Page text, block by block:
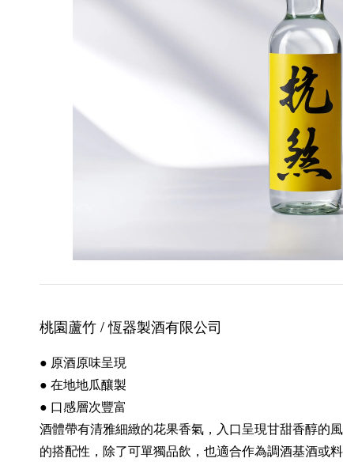
桃園蘆竹 / 恆器製酒有限公司
● 原酒原味呈現
● 在地地瓜釀製
● 口感層次豐富
酒體帶有清雅細緻的花果香氣，入口呈現甘甜香醇的
的搭配性，除了可單獨品飲，也適合作為調酒基酒或